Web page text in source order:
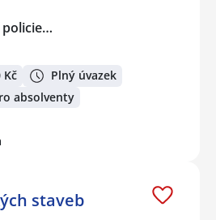
policie…
Kč
Plný úvazek
absolventy
staveb